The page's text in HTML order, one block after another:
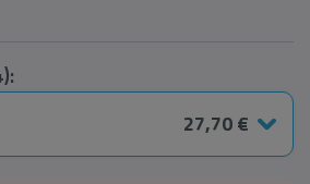
27,70 €